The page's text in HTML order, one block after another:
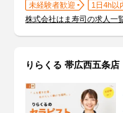
未経験者歓迎
1日4h以
株式会社はま寿司の求人一
りらくる 帯広西五条店